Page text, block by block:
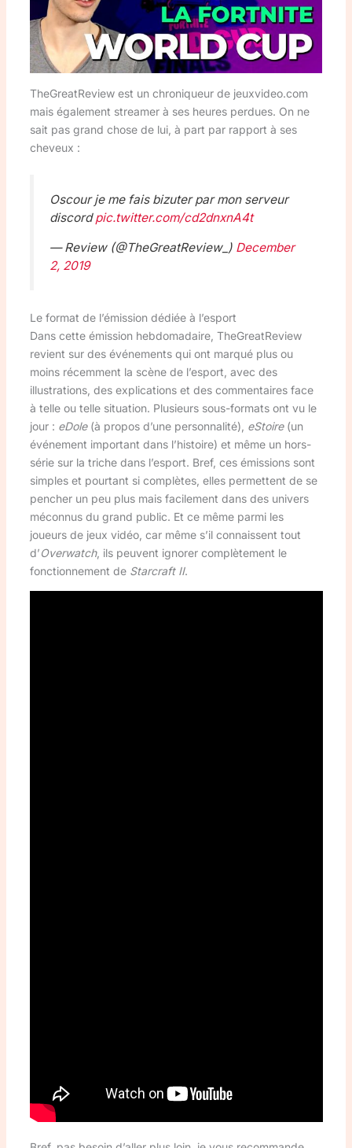
TheGreatReview est un chroniqueur de jeuxvideo.com
mais également streamer à ses heures perdues. On ne
sait pas grand chose de lui, à part par rapport à ses
cheveux :
Oscour je me fais bizuter par mon serveur
discordpic.twitter.com/cd2dnxnA4t
— Review (@TheGreatReview_) December
2, 2019
Le format de l’émission dédiée à l’esport
Dans cette émission hebdomadaire, TheGreatReview
revient sur des événements qui ont marqué plus ou
moins récemment la scène de l’esport, avec des
illustrations, des explications et des commentaires face
à telle ou telle situation. Plusieurs sous-formats ont vu le
jour : eDole(à propos d’une personnalité), eStoire(un
événement important dans l’histoire) et même un hors-
série sur la triche dans l’esport. Bref, ces émissions sont
simples et pourtant si complètes, elles permettent de se
pencher un peu plus mais facilement dans des univers
méconnus du grand public. Et ce même parmi les
joueurs de jeux vidéo, car même s’il connaissent tout
d’Overwatch, ils peuvent ignorer complètement le
fonctionnement de Starcraft II.